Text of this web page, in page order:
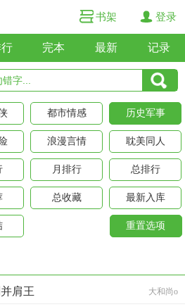
书架 登录
完本 最新 记录
都市情感 历史军事
浪漫言情 耽美同人
月排行 总排行
总收藏 最新入库
重置选项
肩王 大和尚o